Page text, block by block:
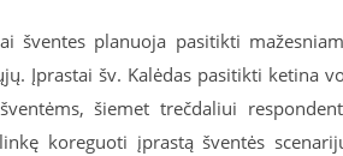
šventes planuoja pasitikti
Įprastai šv. Kalėdas pasitikti ketina
šiemet trečdaliui
koreguoti įprastą šventės